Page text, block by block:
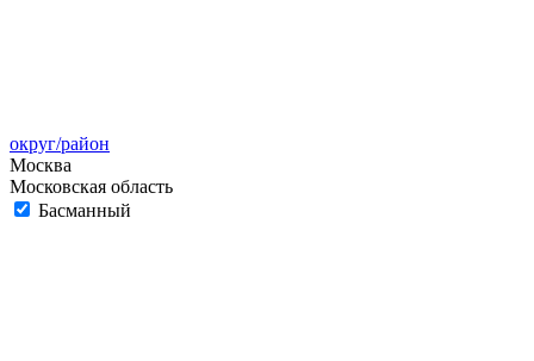
округ/район
Москва
Московская область
Басманный